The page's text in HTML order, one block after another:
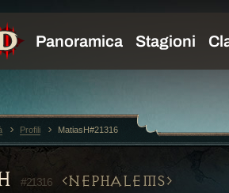
#21316 NEPHALEMS
Profili MatiasH#21316